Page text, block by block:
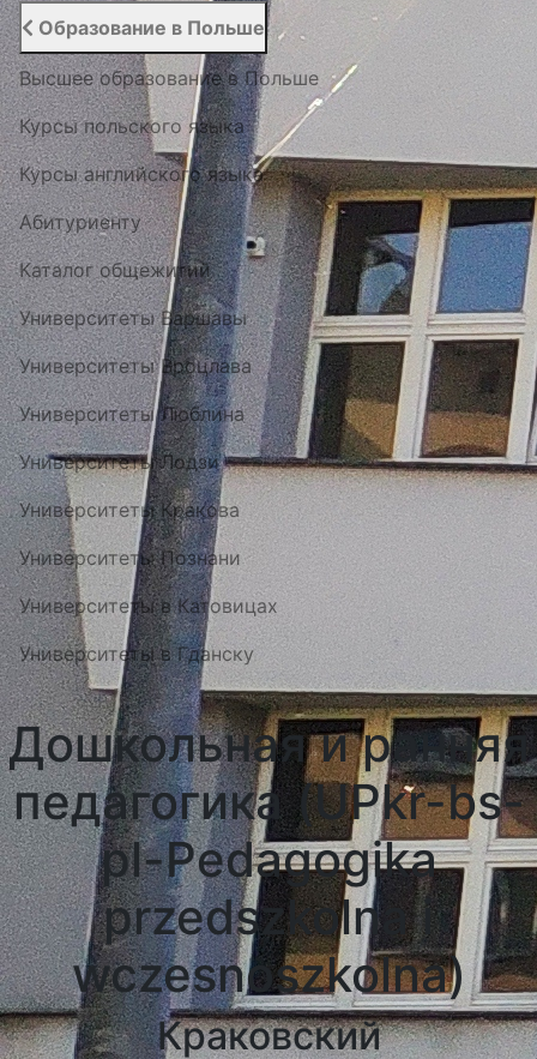
Образование в Польше
Высшее образование в Польше
Курсы польского языка
Курсы английского языка
Абитуриенту
Каталог общежитий
Университеты Варшавы
Университеты Вроцлава
Университеты Люблина
Университеты Лодзи
Университеты Кракова
Университеты Познани
Университеты в Катовицах
Университеты в Гданску
Дошкольная и ранняя
педагогика (UPkr-bs-
pl-Pedagogika
przedszkolna i
wczesnoszkolna)
Краковский